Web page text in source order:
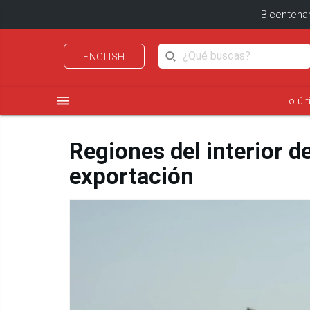
ENGLISH
menu Lo
Regiones del interior
exportación